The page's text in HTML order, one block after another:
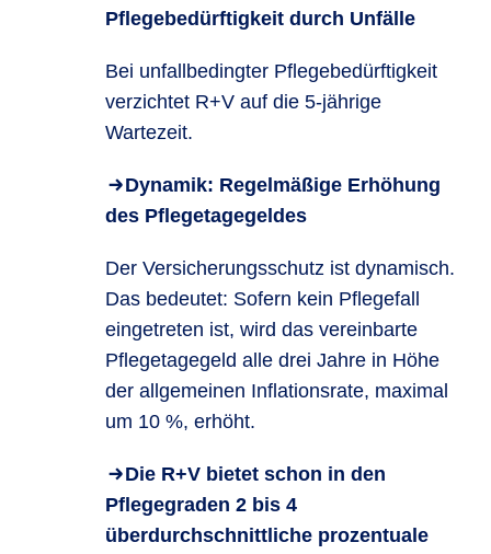
Pflegebedürftigkeit durch Unfälle
Bei unfallbedingter Pflegebedürftigkeit
verzichtet R+V auf die 5-jährige
Wartezeit.
Dynamik: Regelmäßige Erhöhung
des Pflegetagegeldes
Der Versicherungsschutz ist dynamisch.
Das bedeutet: Sofern kein Pflegefall
eingetreten ist, wird das vereinbarte
Pflegetagegeld alle drei Jahre in Höhe
der allgemeinen Inflationsrate, maximal
um 10 %, erhöht.
Die R+V bietet schon in den
Pflegegraden 2 bis 4
überdurchschnittliche prozentuale